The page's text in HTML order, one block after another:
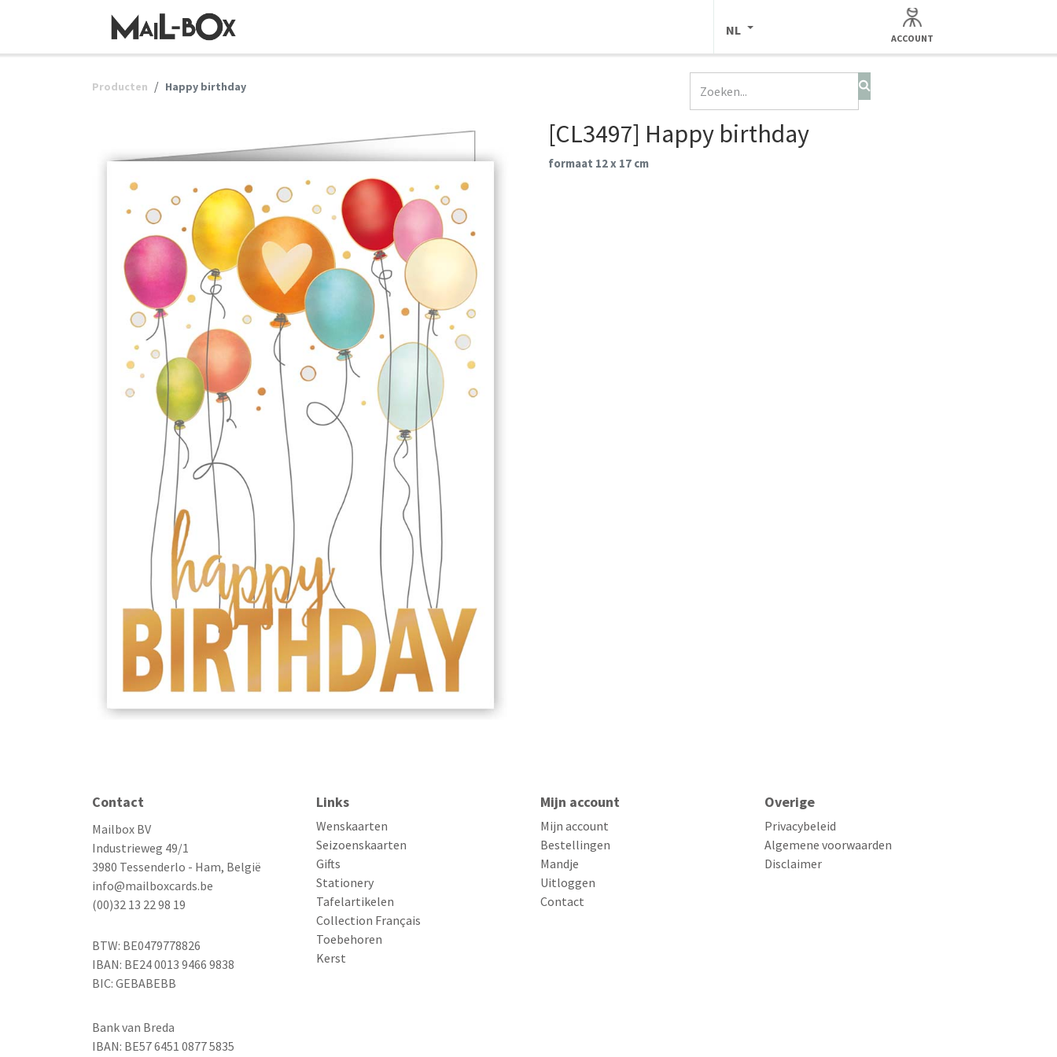
NL
ACCOUNT
Producten Happy birthday
[CL3497] Happy birthday
formaat 12 x 17 cm
Contact
Mailbox BV
Industrieweg 49/1
3980 Tessenderlo - Ham, België
info@mailboxcards.be
(00)32 13 22 98 19
BTW: BE0479778826
IBAN: BE24 0013 9466 9838
BIC: GEBABEBB
Bank van Breda
IBAN: BE57 6451 0877 5835
Links
Wenskaarten
Seizoenskaarten
Gifts
Stationery
Tafelartikelen
Collection Français
Toebehoren
Kerst
Mijn account
Mijn account
Bestellingen
Mandje
Uitloggen
Contact
Overige
Privacybeleid
Algemene voorwaarden
Disclaimer